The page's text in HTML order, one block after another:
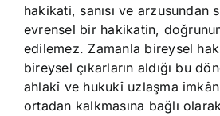
hakikati, sanısı ve arzusundan
evrensel bir hakikatin,
edilemez. Zamanla bireysel
bireysel çıkarların aldığı bu
ahlakî ve hukukî uzlaşma
ortadan kalkmasına bağlı